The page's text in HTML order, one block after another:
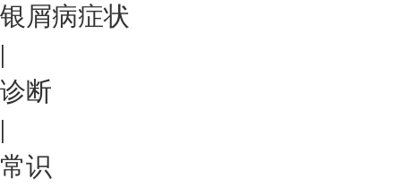
银屑病症状
|
诊断
|
常识